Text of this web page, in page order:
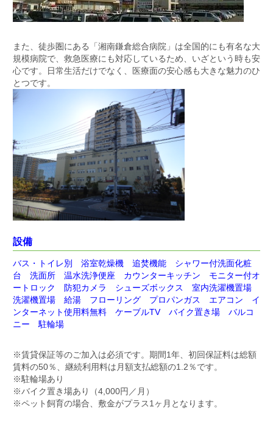
また、徒歩圏にある「湘南鎌倉総合病院」は全国的にも有名な大
規模病院で、救急医療にも対応しているため、いざという時も安
心です。日常生活だけでなく、医療面の安心感も大きな魅力のひ
とつです。
設備
バス・トイレ別 浴室乾燥機 追焚機能 シャワー付洗面化粧
台 洗面所 温水洗浄便座 カウンターキッチン モニター付オ
ートロック 防犯カメラ シューズボックス 室内洗濯機置場
洗濯機置場 給湯 フローリング プロパンガス エアコン イ
ンターネット使用料無料 ケーブルTV バイク置き場 バルコ
ニー 駐輪場
※賃貸保証等のご加入は必須です。期間1年、初回保証料は総額
賃料の50％、継続利用料は月額支払総額の1.2％です。
※駐輪場あり
※バイク置き場あり（4,000円／月）
※ペット飼育の場合、敷金がプラス1ヶ月となります。